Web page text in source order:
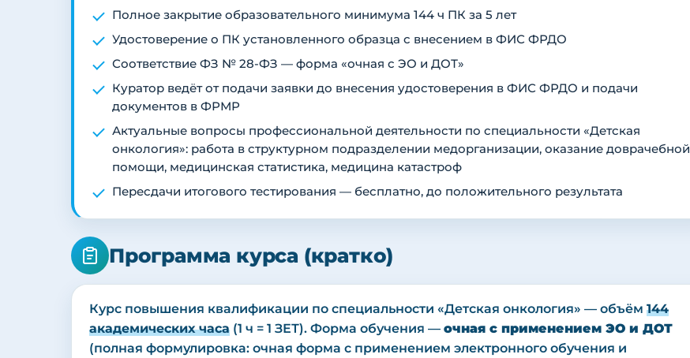
Полное закрытие образовательного минимума 144 ч ПК за 5 лет
Удостоверение о ПК установленного образца с внесением в ФИС ФРДО
Соответствие ФЗ № 28-ФЗ — форма «очная с ЭО и ДОТ»
Куратор ведёт от подачи заявки до внесения удостоверения в ФИС ФРДО и подачи
документов в ФРМР
Актуальные вопросы профессиональной деятельности по специальности «Детская
онкология»: работа в структурном подразделении медорганизации, оказание доврачебной
помощи, медицинская статистика, медицина катастроф
Пересдачи итогового тестирования — бесплатно, до положительного результата
Программа курса (кратко)
Курс повышения квалификации по специальности «Детская онкология» — объём 144
академических часа (1 ч = 1 ЗЕТ). Форма обучения — очная с применением ЭО и ДОТ
(полная формулировка: очная форма с применением электронного обучения и